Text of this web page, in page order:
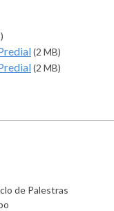
(2 MB)
(2 MB)
de Palestras